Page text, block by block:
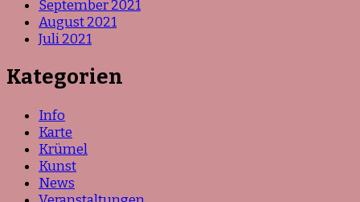
September 2021
August 2021
Juli 2021
Kategorien
Info
Karte
Krümel
Kunst
News